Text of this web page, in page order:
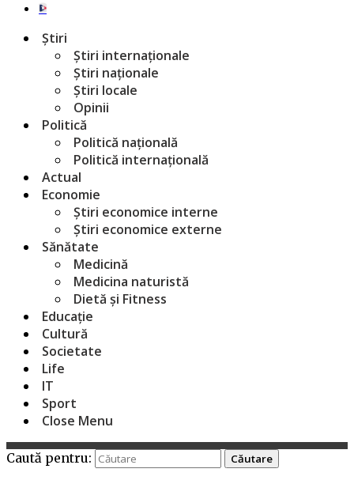
Știri
Știri internaționale
Știri naționale
Știri locale
Opinii
Politică
Politică națională
Politică internațională
Actual
Economie
Știri economice interne
Știri economice externe
Sănătate
Medicină
Medicina naturistă
Dietă și Fitness
Educație
Cultură
Societate
Life
IT
Sport
Close Menu
Caută pentru: